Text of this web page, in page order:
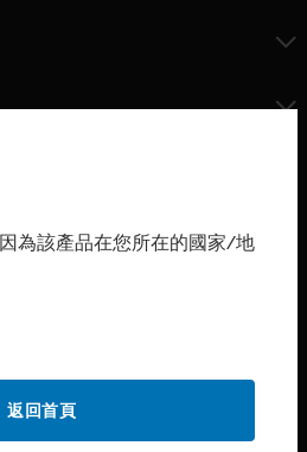
為該產品在您所在的國家/地
返回首頁